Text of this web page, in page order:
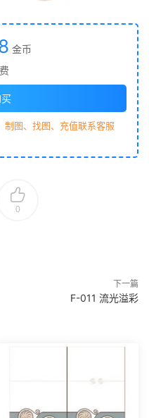
金币
制图、找图、充值联系客服
0
下一篇
F-011 流光溢彩